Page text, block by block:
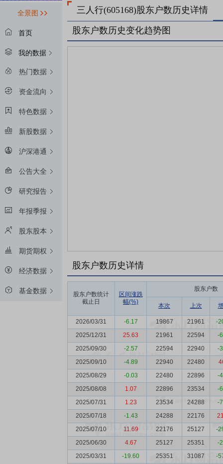
全景图
首页
我的数据
热门数据
资金流向
特色数据
新股数据
沪深港通
公告大全
研究报告
年报季报
股东股本
期货期权
经济数据
基金数据
三人行(605168)股东户数历史详情
股东户数历史变化趋势图
股东户数历史详情
股东户数统计
截止日
区间涨跌
幅(%)
股东户数
本次 上次
2026/03/31 -6.17 19867 21961
-
2025/12/31
25.63 21961 22594
-
2025/09/30
-2.57 22594 22940
-
2025/09/10
-4.89 22940 22480
2025/08/29
-0.03 22480 22896
-
2025/08/08
1.07 22896 23534
-
2025/07/31
1.23 23534 24288
-
2025/07/18
-1.43 24288 22176
2025/07/10
11.69 22176 25127
-
2025/06/30
4.67 25127 25351
-
2025/03/31
-19.60 25351 31087
-